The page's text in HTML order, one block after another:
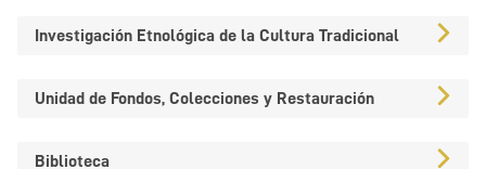
Investigación Etnológica de la Cultura Tradicional
Unidad de Fondos, Colecciones y Restauración
Biblioteca